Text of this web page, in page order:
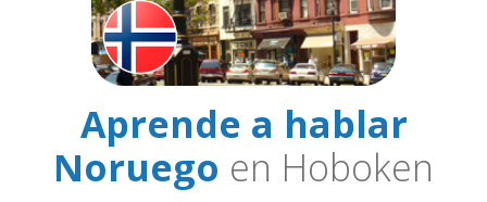
Aprende a hablar
Noruego en Hoboken